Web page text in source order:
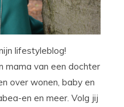
lifestyleblog!
mama van een dochter
over wonen, baby en
en en meer. Volg jij